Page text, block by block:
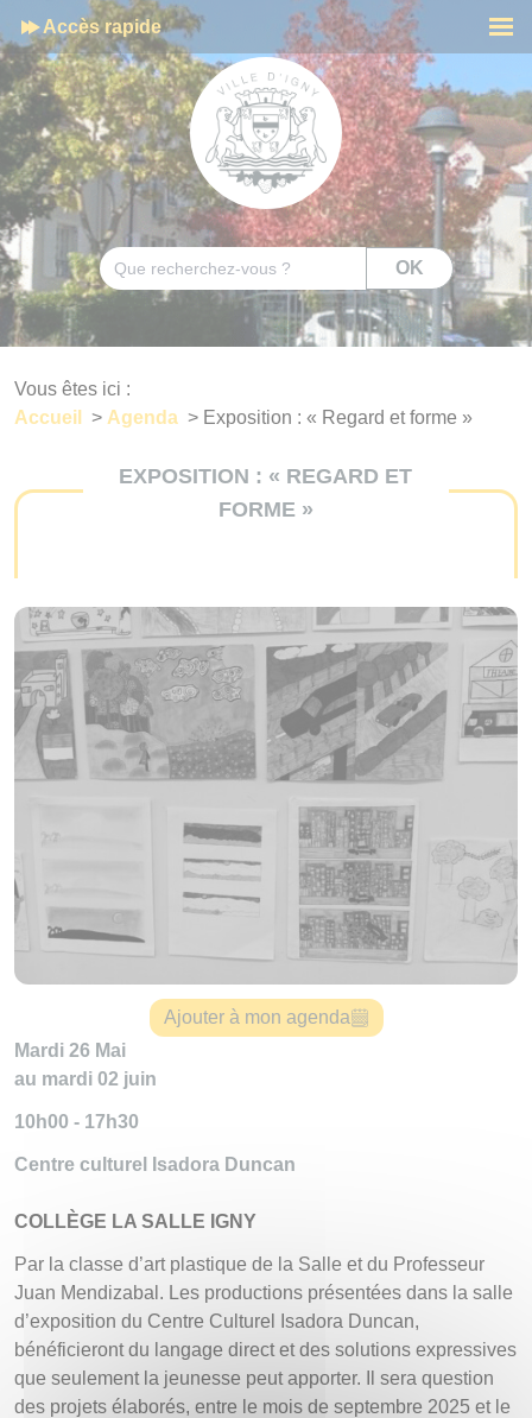
Accès rapide
Rechercher OK
Vous êtes ici :
Accueil
> Agenda > Exposition : « Regard et forme »
EXPOSITION : « REGARD ET
FORME »
Ajouter à mon agenda
Mardi 26 Mai
au mardi 02 juin
10h00 - 17h30
Centre culturel Isadora Duncan
COLLÈGE LA SALLE IGNY
Par la classe d’art plastique de la Salle et du Professeur
Juan Mendizabal. Les productions présentées dans la salle
d’exposition du Centre Culturel Isadora Duncan,
bénéficieront du langage direct et des solutions expressives
que seulement la jeunesse peut apporter. Il sera question
des projets élaborés, entre le mois de septembre 2025 et le
Cookies management panel